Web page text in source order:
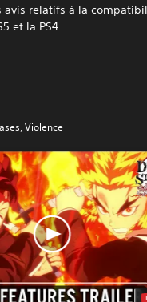
avis relatifs à la
et la PS4
Violence